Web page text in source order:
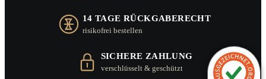
14 TAGE RÜCKGABERECHT
risikofrei bestellen
SICHERE ZAHLUNG
verschlüsselt & geschützt